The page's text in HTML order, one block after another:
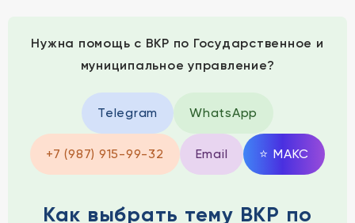
Нужна помощь с ВКР по Государственное и
муниципальное управление?
Telegram WhatsApp
+7 (987) 915-99-32 Email ⭐ MAКС
Как выбрать тему ВКР по